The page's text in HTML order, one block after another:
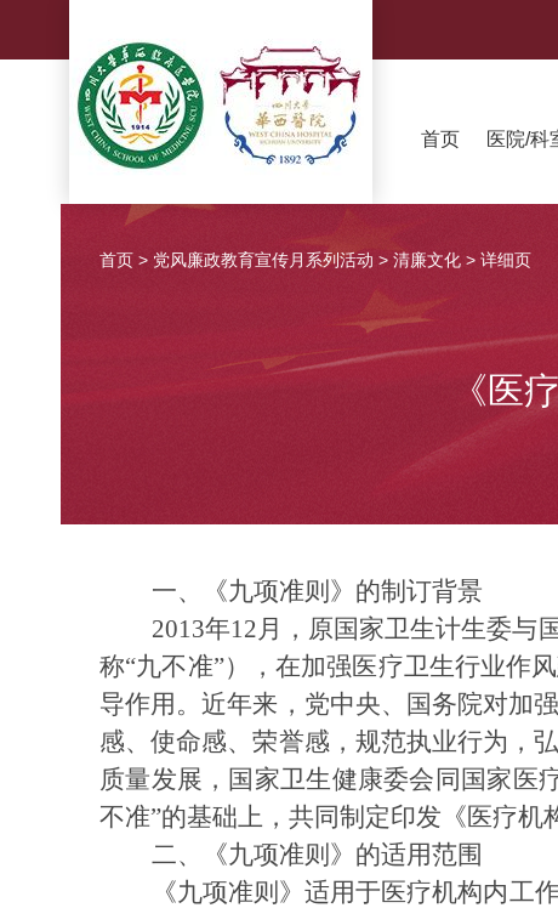
首页 医院/科
首页 > 党风廉政教育宣传月系列活动 > 清廉文化 > 详细页
《医
一、《九项准则》的制订背景
2013年12月，原国家卫生计生委与
称“九不准”），在加强医疗卫生行业作
导作用。近年来，党中央、国务院对加
感、使命感、荣誉感，规范执业行为，
质量发展，国家卫生健康委会同国家医
不准”的基础上，共同制定印发《医疗机
二、《九项准则》的适用范围
《九项准则》适用于医疗机构内